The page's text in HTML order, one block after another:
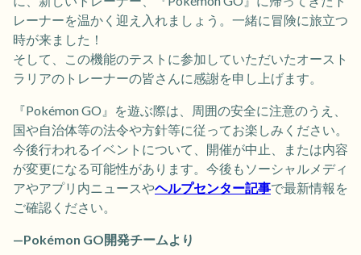
レーナーを温かく迎え入れましょう。一緒に冒険に旅立つ
時が来ました！
そして、この機能のテストに参加していただいたオースト
ラリアのトレーナーの皆さんに感謝を申し上げます。
『Pokémon GO』を遊ぶ際は、周囲の安全に注意のうえ、
国や自治体等の法令や方針等に従ってお楽しみください。
今後行われるイベントについて、開催が中止、または内容
が変更になる可能性があります。今後もソーシャルメディ
アやアプリ内ニュースやヘルプセンター記事で最新情報を
ご確認ください。
—Pokémon GO開発チームより